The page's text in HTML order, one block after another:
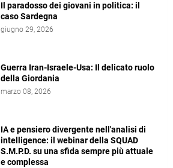
Il paradosso dei giovani in politica: il
caso Sardegna
giugno 29, 2026
Guerra Iran-Israele-Usa: Il delicato ruolo
della Giordania
marzo 08, 2026
IA e pensiero divergente nell'analisi di
intelligence: il webinar della SQUAD
S.M.P.D. su una sfida sempre più attuale
e complessa